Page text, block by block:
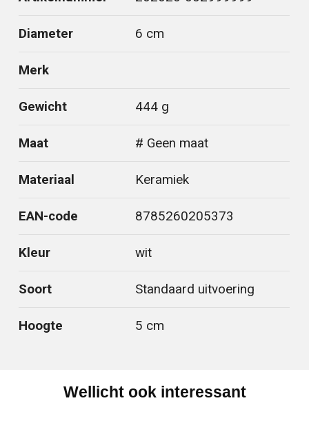
Diameter 6 cm
Merk
Gewicht 444 g
Maat # Geen maat
Materiaal Keramiek
EAN-code 8785260205373
Kleur wit
Soort Standaard uitvoering
Hoogte 5 cm
Wellicht ook interessant